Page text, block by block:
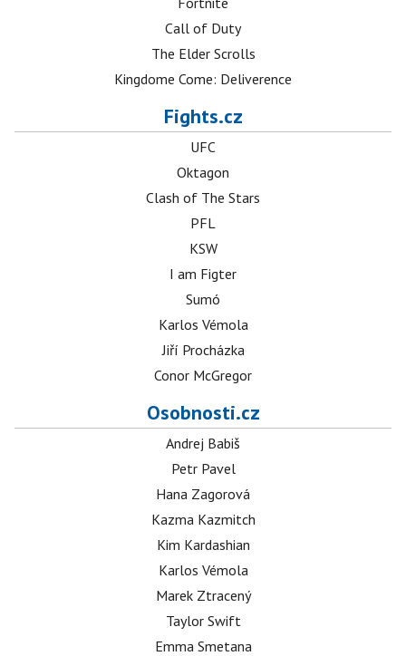
Call of Duty
The Elder Scrolls
Kingdome Come: Deliverence
Fights.cz
UFC
Oktagon
Clash of The Stars
PFL
KSW
I am Figter
Sumó
Karlos Vémola
Jiří Procházka
Conor McGregor
Osobnosti.cz
Andrej Babiš
Petr Pavel
Hana Zagorová
Kazma Kazmitch
Kim Kardashian
Karlos Vémola
Marek Ztracený
Taylor Swift
Emma Smetana